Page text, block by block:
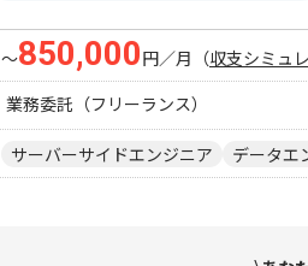
〜850,000 円／月 （収支シミュ
業務委託（フリーランス）
サーバーサイドエンジニア データエ